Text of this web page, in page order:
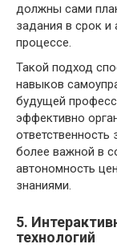
должны сами
задания в срок и
процессе.
Такой подход
навыков
будущей
эффективно
ответственность
более важной в
автономность
знаниями.
5.
технологий